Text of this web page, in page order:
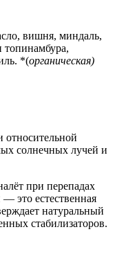
вишня, миндаль,
топинамбура,
*(органическая)
солнечных лучей и
при перепадах
это естественная
натуральный
стабилизаторов.